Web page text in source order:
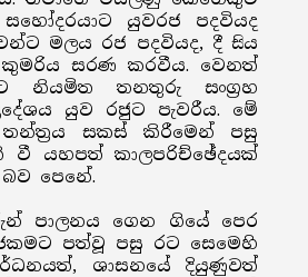
යුවරජ පදවියද
මලය රජ පදවියද, දී සිය
කුමරිය සරණ කරවීය. වෙනත්
නියමිත තනතුරු සංග්‍රහ
යුව රජුට පැවරීය. මේ
තන්ත්‍රය සකස් කිරීමෙන් පසු
වී යහපත් කාලපරිච්ඡේදයක්
පෙනේ.
පාලනය ගෙන ගියේ පෙර
පත්වූ පසු රට සෙමෙහි
ශාසනයේ දියුණුවත්